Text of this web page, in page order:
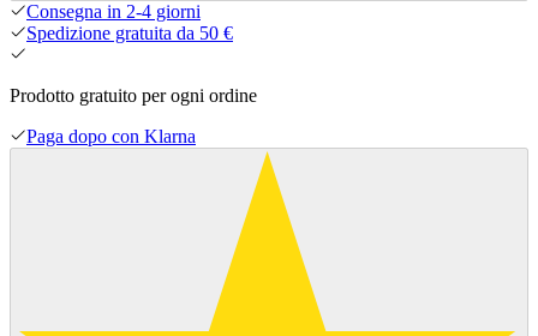
Consegna in 2-4 giorni
Spedizione gratuita da 50 €
Prodotto gratuito per ogni ordine
Paga dopo con Klarna